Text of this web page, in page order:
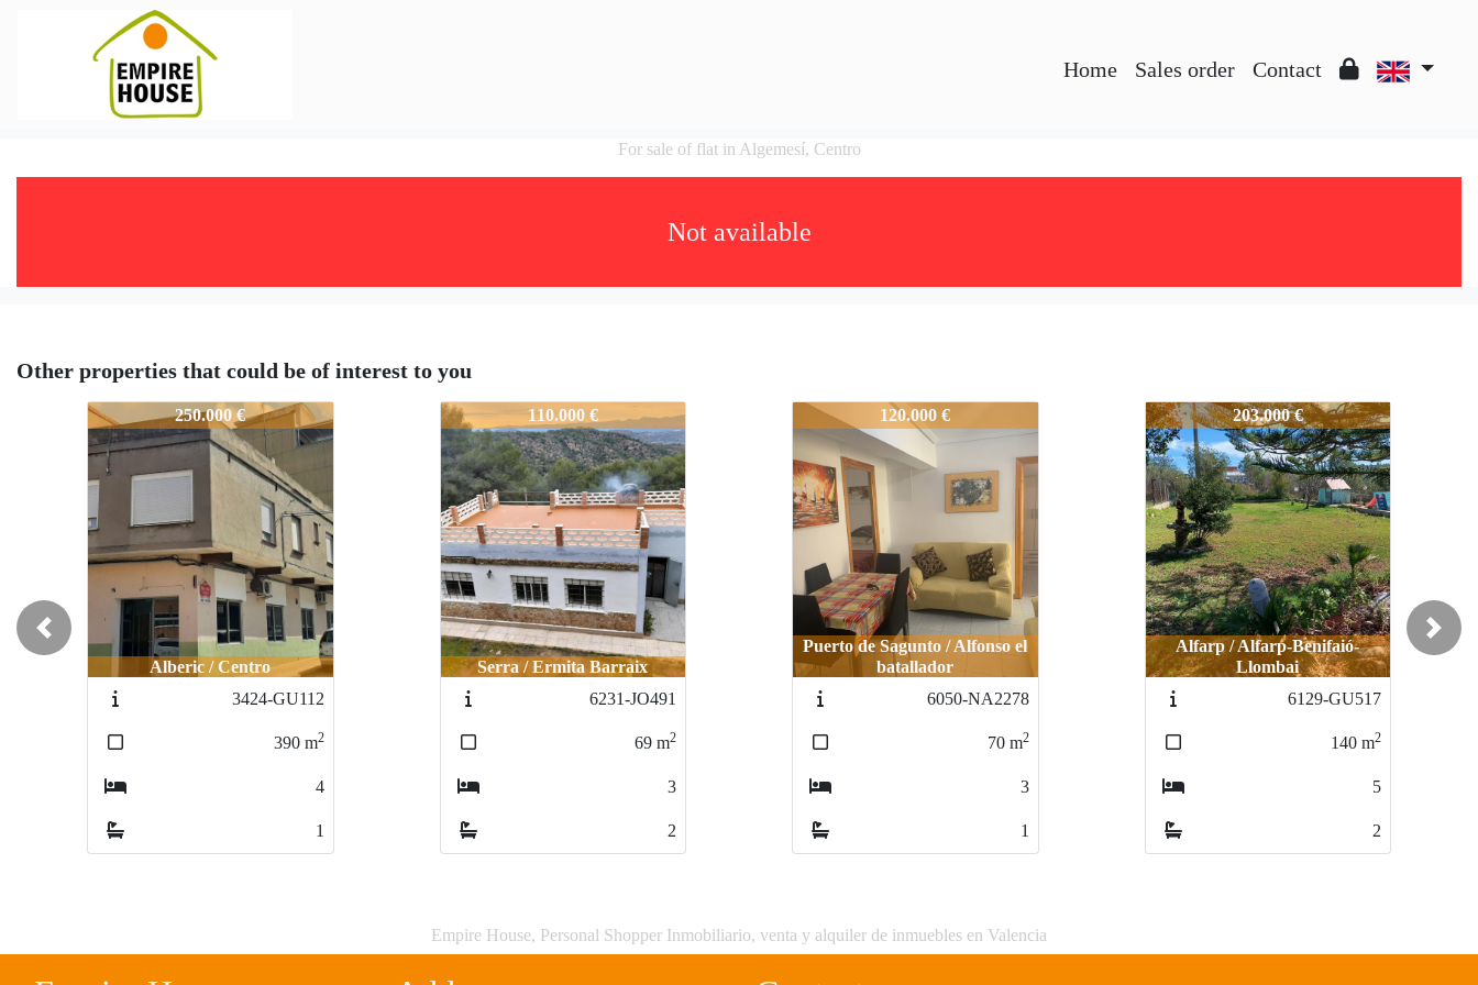
Home Sales order Contact
For sale of flat in Algemesí, Centro
Not available
Other properties that could be of interest to you
4872-GU346250.000 €
Alberic / Centro
3424-GU112
390 m2
4
1
4872-GU346110.000 €
Serra / Ermita Barraix
6231-JO491
69 m2
3
2
4872-GU346120.000 €
Puerto de Sagunto / Alfonso el
batallador
6050-NA2278
70 m2
3
1
4872-GU346203.000 €
Alfarp / Alfarp-Benifaió-
Llombai
6129-GU517
140 m2
5
2
Previous Next
Empire House, Personal Shopper Inmobiliario, venta y alquiler de inmuebles en Valencia